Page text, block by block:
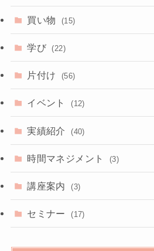
買い物 (15)
学び (22)
片付け (56)
イベント (12)
実績紹介 (40)
時間マネジメント (3)
講座案内 (3)
セミナー (17)